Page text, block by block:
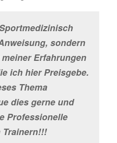
sondern
Erfahrungen
ich hier Preisgebe.
Thema
dies gerne und
Professionelle
Trainern!!!